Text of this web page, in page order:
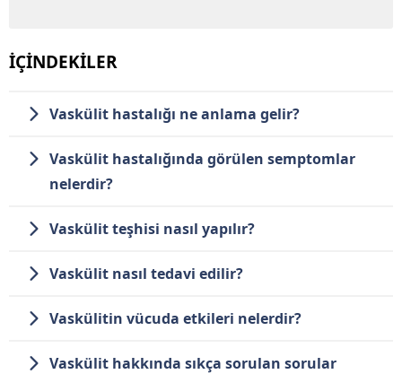
İÇİNDEKİLER
Vaskülit hastalığı ne anlama gelir?
Vaskülit hastalığında görülen semptomlar
nelerdir?
Vaskülit teşhisi nasıl yapılır?
Vaskülit nasıl tedavi edilir?
Vaskülitin vücuda etkileri nelerdir?
Vaskülit hakkında sıkça sorulan sorular